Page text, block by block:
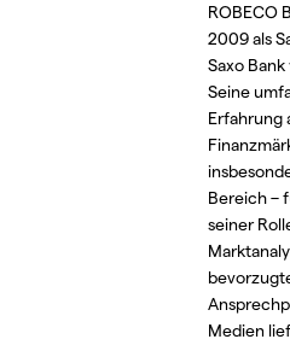
ROBECO
2009 als
Saxo
Seine
Erfahrung
Bereich –
seiner
Medien